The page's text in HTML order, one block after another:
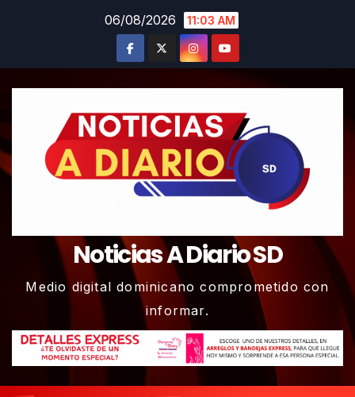
06/08/2026 11:03 AM
Noticias A Diario SD
Medio digital dominicano comprometido con
informar.